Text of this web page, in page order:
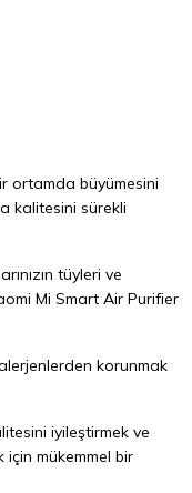
ortamda büyümesini
kalitesini sürekli
tüyleri ve
Mi Smart Air Purifier
korunmak
iyileştirmek ve
için mükemmel bir